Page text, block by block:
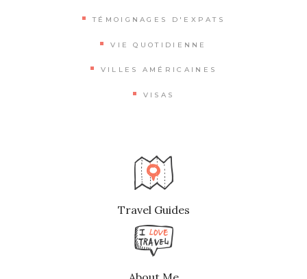
TÉMOIGNAGES D'EXPATS
VIE QUOTIDIENNE
VILLES AMÉRICAINES
VISAS
Travel Guides